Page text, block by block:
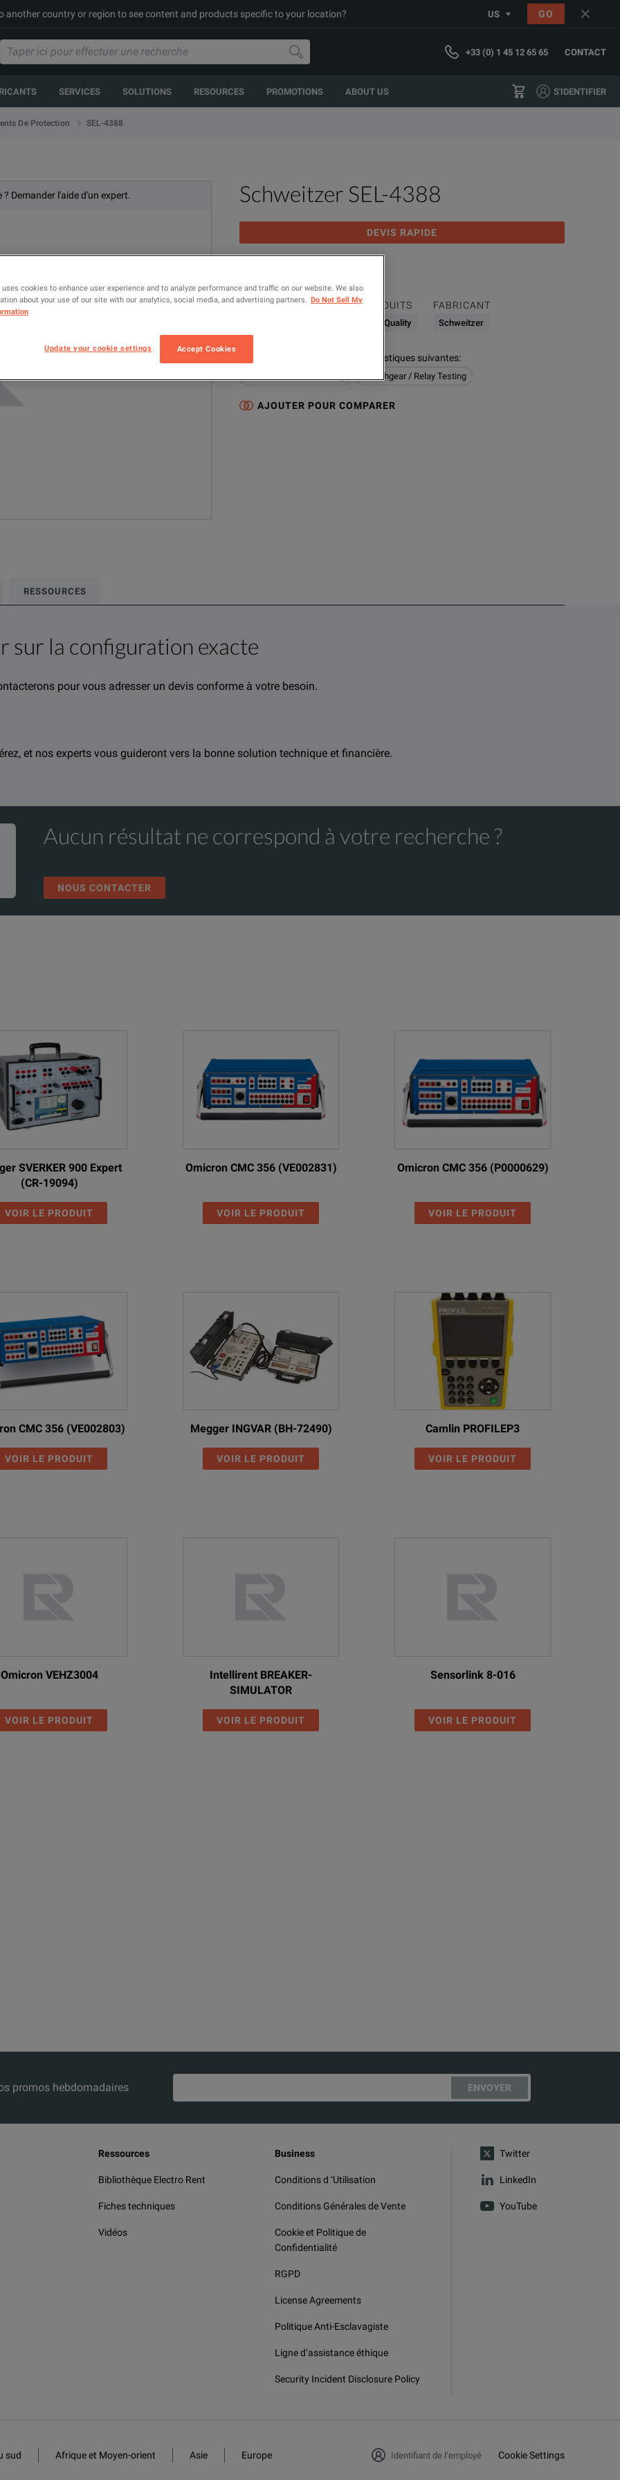
another country or region to see content and products specific to your location? US GO
+33 (0) 1 45 12 65 65 CONTACT
SERVICES SOLUTIONS RESOURCES PROMOTIONS ABOUT US S'IDENTIFIER
De Protection SEL-4388
? Demander l'aide d'un expert. Schweitzer SEL-4388
DEVIS RAPIDE
MODÈLE GAMME DE PRODUITS
Electrical & Power Quality
FABRICANT
Schweitzer
Cette configuration a les caractéristiques suivantes:
Switchgear / Relay Testing
AJOUTER POUR COMPARER
RESSOURCES
sur la configuration exacte
pour vous adresser un devis conforme à votre besoin.
et nos experts vous guideront vers la bonne solution technique et financière.
about this product available online.
concernant ce produit.
Aucun résultat ne correspond à votre recherche ?
NOUS CONTACTER
SVERKER 900 Expert
(CR-19094)
VOIR LE PRODUIT
Omicron CMC 356 (VE002831)
VOIR LE PRODUIT
Omicron CMC 356 (P0000629)
VOIR LE PRODUIT
CMC 356 (VE002803)
VOIR LE PRODUIT
Megger INGVAR (BH-72490)
VOIR LE PRODUIT
Camlin PROFILEP3
VOIR LE PRODUIT
Omicron VEHZ3004
VOIR LE PRODUIT
Intellirent BREAKER-
SIMULATOR
VOIR LE PRODUIT
Sensorlink 8-016
VOIR LE PRODUIT
promos hebdomadaires ENVOYER
Ressources
Bibliothèque Electro Rent
Fiches techniques
Vidéos
Business
Conditions d ‘Utilisation
Conditions Générales de Vente
Cookie et Politique de
Confidentialité
RGPD
License Agreements
Politique Anti-Esclavagiste
Ligne d’assistance éthique
Security Incident Disclosure Policy
Twitter
LinkedIn
YouTube
sud Afrique et Moyen-orient Asie Europe Identifiant de l’employé Cookie Settings
cookies to enhance user experience and to analyze performance and traffic on our website. We also
about your use of our site with our analytics, social media, and advertising partners. Do Not Sell My
Update your cookie settings Accept Cookies